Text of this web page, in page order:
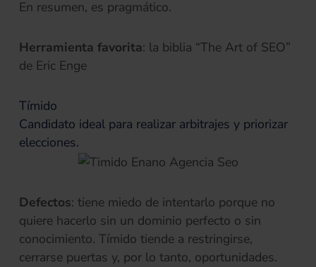
En resumen, es pragmático.
Herramienta favorita: la biblia “The Art of SEO”
de Eric Enge
Tímido
Candidato ideal para realizar arbitrajes y priorizar
elecciones.
Defectos: tiene miedo de intentarlo porque no
quiere hacerlo sin un dominio perfecto o sin
conocimiento. Tímido tiende a restringirse,
cerrarse puertas y, por lo tanto, oportunidades.